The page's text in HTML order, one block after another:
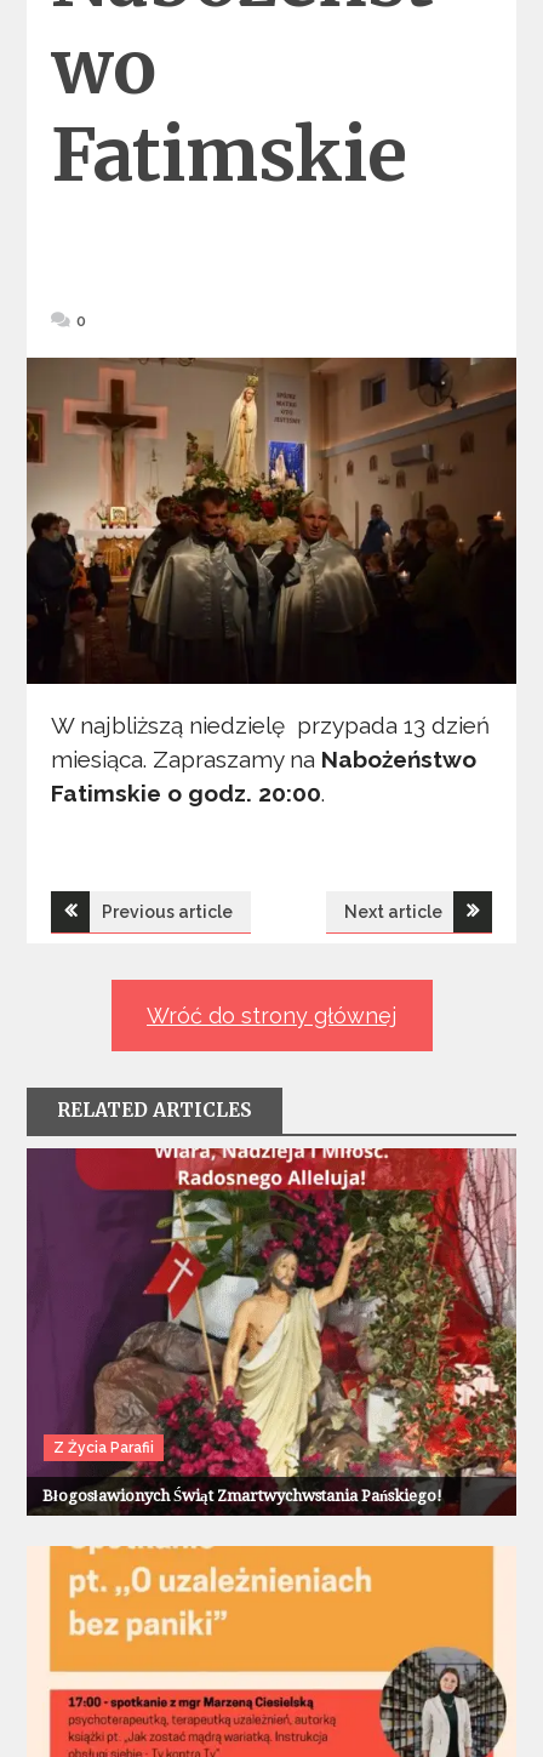
wo
Fatimskie
0
W najbliższą niedzielę przypada 13 dzień
miesiąca. Zapraszamy na Nabożeństwo
Fatimskie o godz. 20:00.
Nawigacja
Previous article Next article
Wróć do strony głównej
RELATED ARTICLES
Z Życia Parafii
Błogosławionych Świąt Zmartwychwstania Pańskiego!